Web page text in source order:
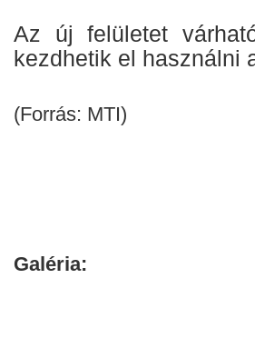
Az új felületet
kezdhetik el használni
(Forrás: MTI)
Galéria: